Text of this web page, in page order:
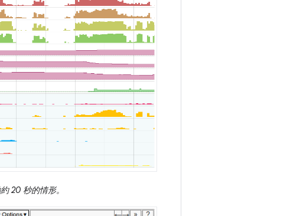
20 秒的情形。